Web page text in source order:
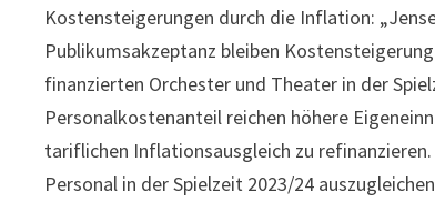
Kostensteigerungen durch die Inflation:
Publikumsakzeptanz bleiben
finanzierten Orchester und Theater in der
Personalkostenanteil reichen höhere
tariflichen Inflationsausgleich zu
Personal in der Spielzeit 2023/24